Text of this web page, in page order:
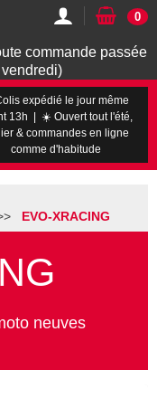
commande passée
0
expédié le jour même
13h | ☀️ Ouvert tout l'été,
& commandes en ligne
comme d'habitude
EVO-XRACING
neuves